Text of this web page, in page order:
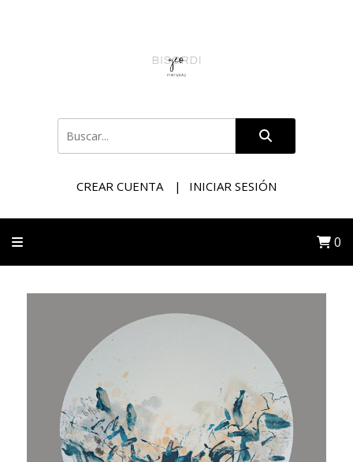
CREAR CUENTA INICIAR SESIÓN
0